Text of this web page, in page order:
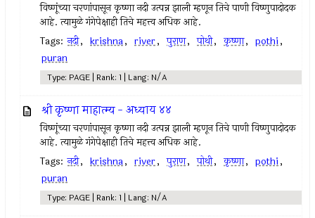
विष्णूंच्या चरणांपासून कृष्णा नदी उत्पन्न झाली म्हणून तिचे पाणी विष्णुपादोदक
आहे. त्यामुळे गंगेपेक्षाही तिचे महत्त्व अधिक आहे.
Tags: नदी, krishna, river, पुराण, पोथी, कृष्णा, pothi,
puran
Type: PAGE | Rank: 1 | Lang: N/A
श्री कृष्णा माहात्म्य - अध्याय ४४
विष्णूंच्या चरणांपासून कृष्णा नदी उत्पन्न झाली म्हणून तिचे पाणी विष्णुपादोदक
आहे. त्यामुळे गंगेपेक्षाही तिचे महत्त्व अधिक आहे.
Tags: नदी, krishna, river, पुराण, पोथी, कृष्णा, pothi,
puran
Type: PAGE | Rank: 1 | Lang: N/A